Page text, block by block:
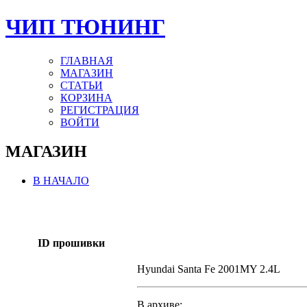
ЧИП ТЮНИНГ
ГЛАВНАЯ
МАГАЗИН
СТАТЬИ
КОРЗИНА
РЕГИСТРАЦИЯ
ВОЙТИ
МАГАЗИН
В НАЧАЛО
ID прошивки
Hyundai Santa Fe 2001MY 2.4L
В архиве: